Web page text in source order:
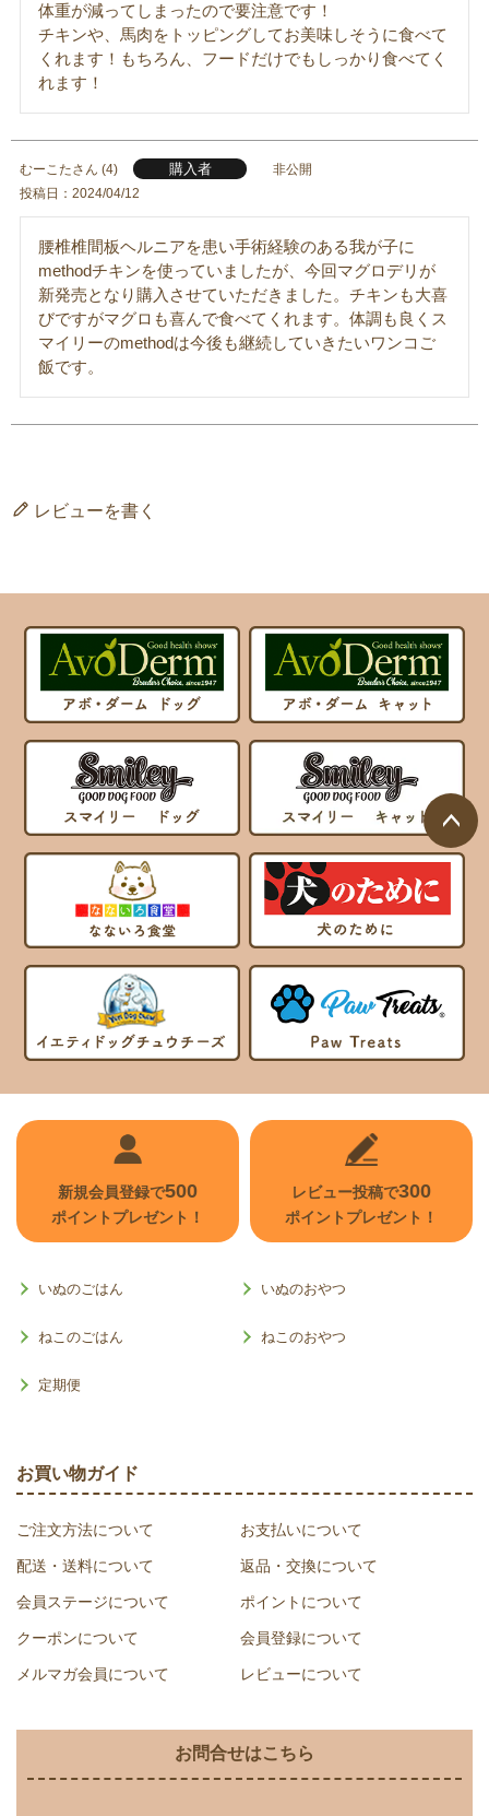
体重が減ってしまったので要注意です！
チキンや、馬肉をトッピングしてお美味しそうに食べて
くれます！もちろん、フードだけでもしっかり食べてく
れます！
むーこた 4 購入者
非公開
投稿日
2024/04/12
腰椎椎間板ヘルニアを患い手術経験のある我が子に
methodチキンを使っていましたが、今回マグロデリが
新発売となり購入させていただきました。チキンも大喜
びですがマグロも喜んで食べてくれます。体調も良くス
マイリーのmethodは今後も継続していきたいワンコご
飯です。
レビューを書く
ページ
トップ
へ
新規会員登録で500
ポイントプレゼント！
レビュー投稿で300
ポイントプレゼント！
いぬのごはん いぬのおやつ
ねこのごはん ねこのおやつ
定期便
お買い物ガイド
ご注文方法について お支払いについて
配送・送料について 返品・交換について
会員ステージについて ポイントについて
クーポンについて 会員登録について
メルマガ会員について レビューについて
お問合せはこちら